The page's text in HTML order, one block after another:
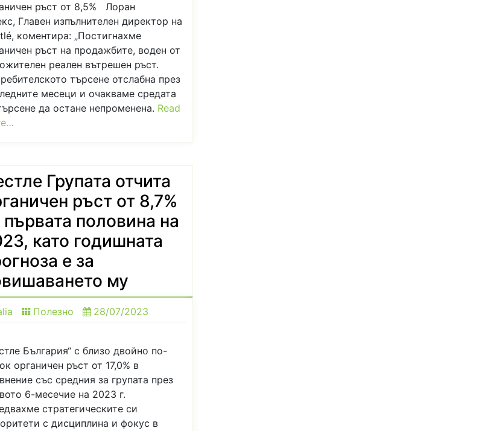
ръст от 8,5% Лоран
Главен изпълнителен директор на
коментира: „Постигнахме
ръст на продажбите, воден от
реален вътрешен ръст.
търсене отслабна през
месеци и очакваме средата
да остане непроменена. Read
Групата отчита
ръст от 8,7%
първата половина на
като годишната
е за
му
Полезно 28/07/2023
България“ с близо двойно по-
органичен ръст от 17,0% в
със средния за групата през
6-месечие на 2023 г.
стратегическите си
с дисциплина и фокус в